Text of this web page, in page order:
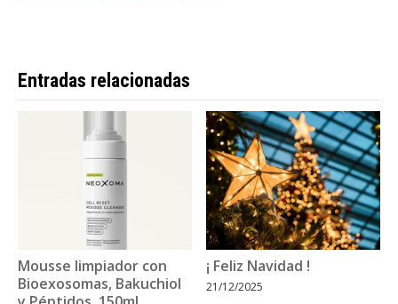
Entradas relacionadas
Mousse limpiador con
Bioexosomas, Bakuchiol
¡ Feliz Navidad !
21/12/2025